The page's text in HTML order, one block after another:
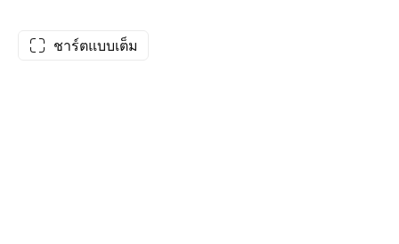
ชาร์ตแบบเต็ม